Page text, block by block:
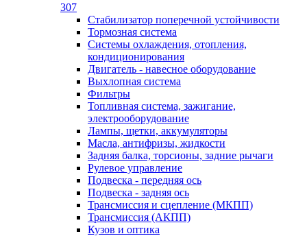
307
Стабилизатор поперечной устойчивости
Тормозная система
Системы охлаждения, отопления,
кондиционирования
Двигатель - навесное оборудование
Выхлопная система
Фильтры
Топливная система, зажигание,
электрооборудование
Лампы, щетки, аккумуляторы
Масла, антифризы, жидкости
Задняя балка, торсионы, задние рычаги
Рулевое управление
Подвеска - передняя ось
Подвеска - задняя ось
Трансмиссия и сцепление (МКПП)
Трансмиссия (АКПП)
Кузов и оптика